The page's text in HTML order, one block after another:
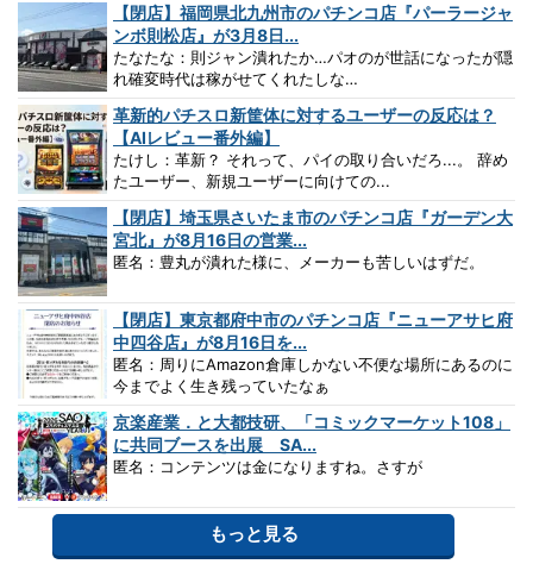
【閉店】福岡県北九州市のパチンコ店『パーラージャ
ンボ則松店』が3月8日...
たなたな：則ジャン潰れたか…パオのが世話になったが隠
れ確変時代は稼がせてくれたしな…
革新的パチスロ新筐体に対するユーザーの反応は？
【AIレビュー番外編】
たけし：革新？ それって、パイの取り合いだろ...。 辞め
たユーザー、新規ユーザーに向けての...
【閉店】埼玉県さいたま市のパチンコ店『ガーデン大
宮北』が8月16日の営業...
匿名：豊丸が潰れた様に、メーカーも苦しいはずだ。
【閉店】東京都府中市のパチンコ店『ニューアサヒ府
中四谷店』が8月16日を...
匿名：周りにAmazon倉庫しかない不便な場所にあるのに
今までよく生き残っていたなぁ
京楽産業．と大都技研、「コミックマーケット108」
に共同ブースを出展 SA...
匿名：コンテンツは金になりますね。さすが
もっと見る